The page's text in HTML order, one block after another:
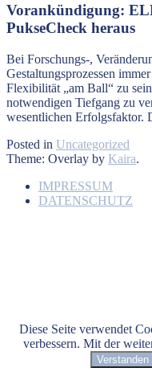
Vorankündigung:
PukseCheck heraus
Bei Forschungs-,
Gestaltungsprozessen
Flexibilität „am Ball“ zu
notwendigen Tiefgang zu
wesentlichen Erfolgsfaktor.
Posted in Uncategorized
Theme: Overlay by Kaira.
IMPRESSUM
DATENSCHUTZ
Diese Seite verwendet
verbessern. Mit der
Verstanden